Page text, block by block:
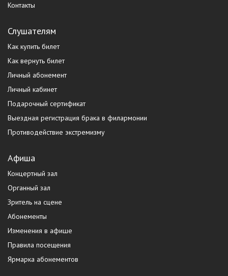
Контакты
Слушателям
Как купить билет
Как вернуть билет
Личный абонемент
Личный кабинет
Подарочный сертификат
Выездная регистрация брака в филармонии
Противодействие экстремизму
Афиша
Концертный зал
Органный зал
Зритель на сцене
Абонементы
Изменения в афише
Правила посещения
Ярмарка абонементов